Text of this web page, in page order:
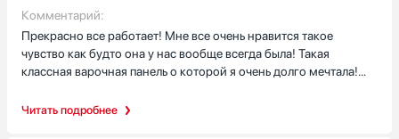
Читать подробнее
тоже приемлемая на мой взгляд
Комментарий:
Прекрасно все работает! Мне все очень нравится такое
чувство как будто она у нас вообще всегда была! Такая
классная варочная панель о которой я очень долго мечтала!